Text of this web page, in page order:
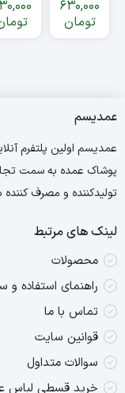
عمده
630,000
تومان
عمدیسم
عمدیسم اولین پلتفرم
پوشاک عمده به سمت
تولیدکننده و مصرف
لینک های مرتبط
محصولات
راهنمای استفاده
تماس با ما
قوانین سایت
سوالات متداول
خرید قسطی لباس